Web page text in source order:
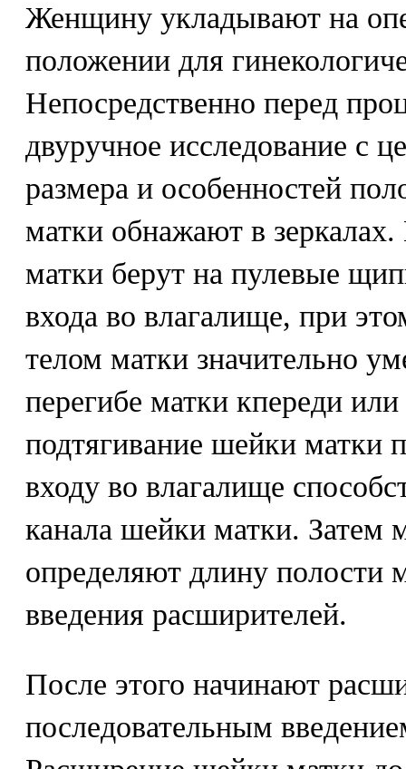
Женщину укладывают на
положении для
Непосредственно перед
двуручное исследование с
размера и особенностей
матки обнажают в
матки берут на пулевые
входа во влагалище, при
телом матки значительно
перегибе матки кпереди
подтягивание шейки
входу во влагалище
канала шейки матки. Затем
определяют длину полости
введения расширителей.
После этого начинают
последовательным